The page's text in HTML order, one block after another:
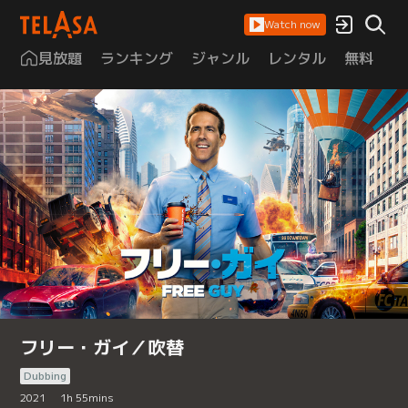
Watch now
見放題 ランキング ジャンル レンタル 無料
フリー・ガイ／吹替
Dubbing
2021
1h 55mins